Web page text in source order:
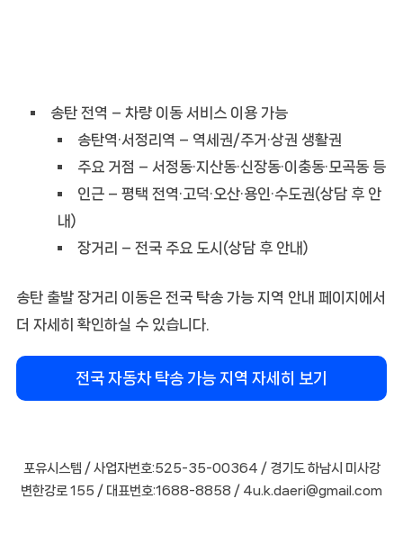
송탄 전역 – 차량 이동 서비스 이용 가능
송탄역·서정리역 – 역세권/주거·상권 생활권
주요 거점 – 서정동·지산동·신장동·이충동·모곡동 등
인근 – 평택 전역·고덕·오산·용인·수도권(상담 후 안
내)
장거리 – 전국 주요 도시(상담 후 안내)
송탄 출발 장거리 이동은 전국 탁송 가능 지역 안내 페이지에서
더 자세히 확인하실 수 있습니다.
전국 자동차 탁송 가능 지역 자세히 보기
포유시스템 / 사업자번호:525-35-00364 / 경기도 하남시 미사강
변한강로 155 / 대표번호:1688-8858 / 4u.k.daeri@gmail.com